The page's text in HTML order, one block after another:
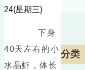
24(星期三)
下身
40天左右的小
水晶虾，体长
分类